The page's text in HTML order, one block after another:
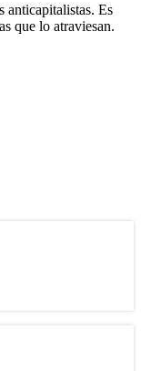
anticapitalistas. Es
que lo atraviesan.